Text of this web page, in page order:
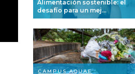
Alimentación sostenible: el
desafío para un mej...
CAMPUS AQUAE